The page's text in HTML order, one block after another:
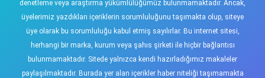
denetleme veya araştırma yükümlülüğümüz bulunmamaktadır. Ancak,
üyelerimiz yazdıkları içeriklerin sorumluluğunu taşımakta olup, siteye
üye olarak bu sorumluluğu kabul etmiş sayılırlar. Bu internet sitesi,
herhangi bir marka, kurum veya şahıs şirketi ile hiçbir bağlantısı
bulunmamaktadır. Sitede yalnızca kendi hazırladığımız makaleler
paylaşılmaktadır. Burada yer alan içerikler haber niteliği taşımamakta